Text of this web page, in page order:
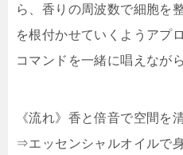
ら、香りの周波数で細胞を
を根付かせていくようアプ
コマンドを一緒に唱えなが
《流れ》香と倍音で空間を
⇒エッセンシャルオイルで